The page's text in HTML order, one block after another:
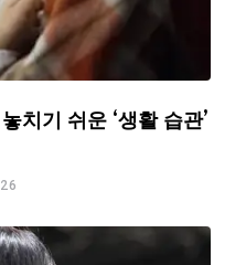
치기 쉬운 ‘생활 습관’